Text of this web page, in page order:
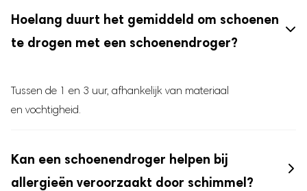
Hoelang duurt het gemiddeld om schoenen
te drogen met een schoenendroger?
Tussen de 1 en 3 uur, afhankelijk van materiaal
en vochtigheid.
Kan een schoenendroger helpen bij
allergieën veroorzaakt door schimmel?